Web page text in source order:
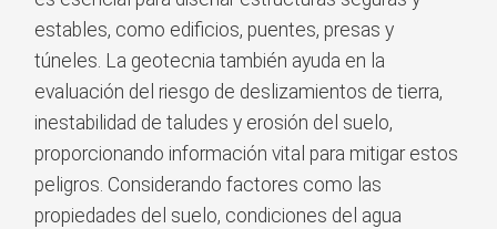
estables, como edificios, puentes, presas y
túneles. La geotecnia también ayuda en la
evaluación del riesgo de deslizamientos de tierra,
inestabilidad de taludes y erosión del suelo,
proporcionando información vital para mitigar estos
peligros. Considerando factores como las
propiedades del suelo, condiciones del agua